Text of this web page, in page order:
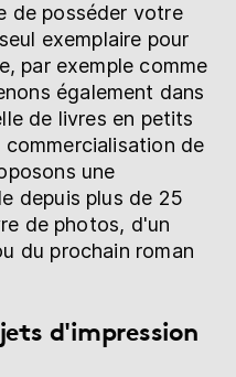
de posséder votre
exemplaire pour
par exemple comme
également dans
de livres en petits
de
une
depuis plus de 25
de photos, d'un
du prochain roman
d'impression